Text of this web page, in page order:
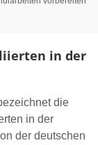
in der
die
in der
der deutschen